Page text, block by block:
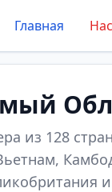
Главная
из 128